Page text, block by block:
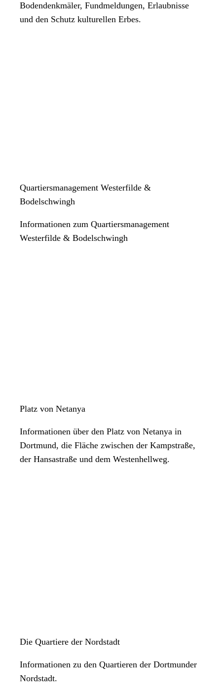
Bodendenkmäler, Fundmeldungen, Erlaubnisse
und den Schutz kulturellen Erbes.
Quartiersmanagement Westerfilde &
Bodelschwingh
Informationen zum Quartiersmanagement
Westerfilde & Bodelschwingh
Platz von Netanya
Informationen über den Platz von Netanya in
Dortmund, die Fläche zwischen der Kampstraße,
der Hansastraße und dem Westenhellweg.
Die Quartiere der Nordstadt
Informationen zu den Quartieren der Dortmunder
Nordstadt.